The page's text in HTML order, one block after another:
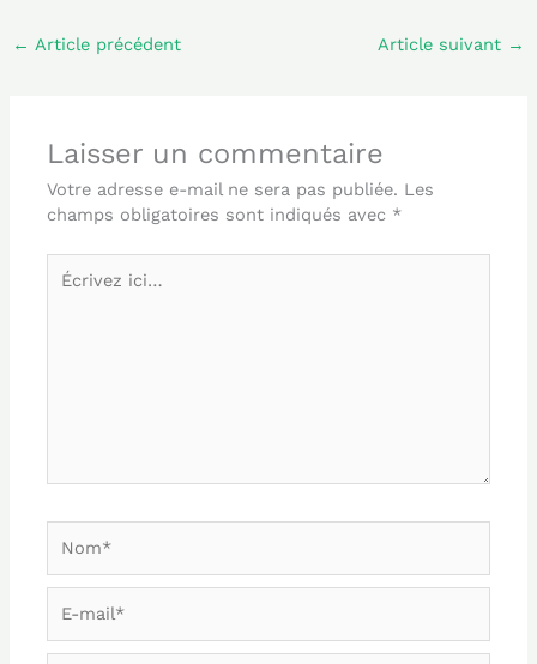
← Article précédent Article suivant →
Laisser un commentaire
Votre adresse e-mail ne sera pas publiée. Les
champs obligatoires sont indiqués avec *
ici…
mail*